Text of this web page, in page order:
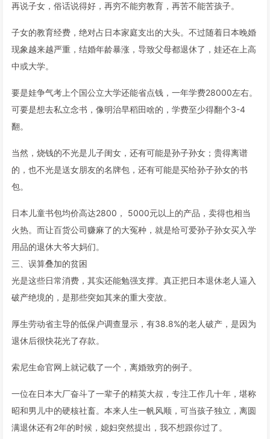
再说子女，俗话说得好，再穷不能穷教育，再苦不能苦孩子。
子女的教育经费，绝对占日本家庭支出的大头。不过随着日本晚婚
现象越来越严重，结婚年龄暴涨，导致父母都退休了，娃还在上高
中或大学。
要是娃争气考上个国公立大学还能省点钱，一年学费28000左右。
可要是想去私立念书，像明治早稻田啥的，学费至少得翻个3-4
翻。
当然，烧钱的不光是儿子闺女，还有可能是孙子孙女；贵得离谱
的，也不光是送女朋友的名牌包，还有可能是买给孙子孙女的书
包。
日本儿童书包均价高达2800， 5000元以上的产品，卖得也相当
火热。而让百货公司赚麻了的大冤种，就是给可爱孙子孙女买入学
用品的退休大爷大妈们。
三、误算叠加的贫困
光是这些日常消费，其实还能勉强支撑。真正把日本退休老人逼入
破产绝境的，是那些突如其来的重大变故。
厚生劳动省主导的低保户调查显示，有38.8%的老人破产，是因为
退休后很快花光了存款。
索尼生命官网上就记载了一个，离婚致穷的例子。
一位在日本大厂奋斗了一辈子的精英大叔，专注工作几十年，堪称
昭和男儿中的硬核社畜。本来人生一帆风顺，可当孩子独立，离圆
满退休还有2年的时候，媳妇突然提出，我不想跟你过了。